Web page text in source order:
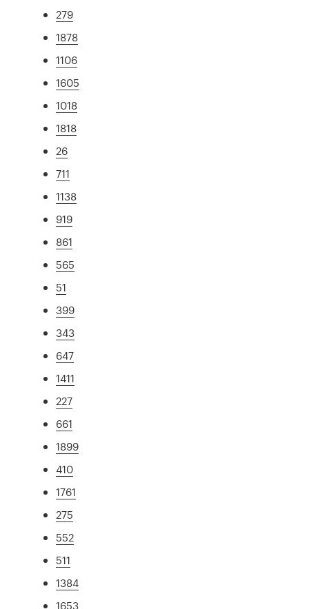
279
1878
1106
1605
1018
1818
26
711
1138
919
861
565
51
399
343
647
1411
227
661
1899
410
1761
275
552
511
1384
1653